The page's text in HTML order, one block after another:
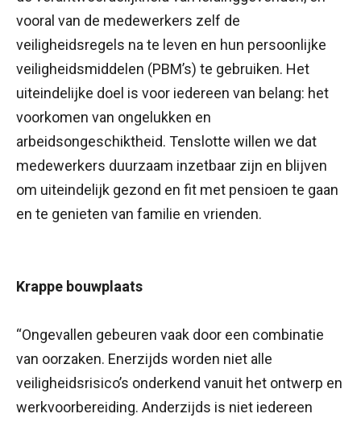
vooral van de medewerkers zelf de
veiligheidsregels na te leven en hun persoonlijke
veiligheidsmiddelen (PBM’s) te gebruiken. Het
uiteindelijke doel is voor iedereen van belang: het
voorkomen van ongelukken en
arbeidsongeschiktheid. Tenslotte willen we dat
medewerkers duurzaam inzetbaar zijn en blijven
om uiteindelijk gezond en fit met pensioen te gaan
en te genieten van familie en vrienden.
Krappe bouwplaats
“Ongevallen gebeuren vaak door een combinatie
van oorzaken. Enerzijds worden niet alle
veiligheidsrisico’s onderkend vanuit het ontwerp en
werkvoorbereiding. Anderzijds is niet iedereen